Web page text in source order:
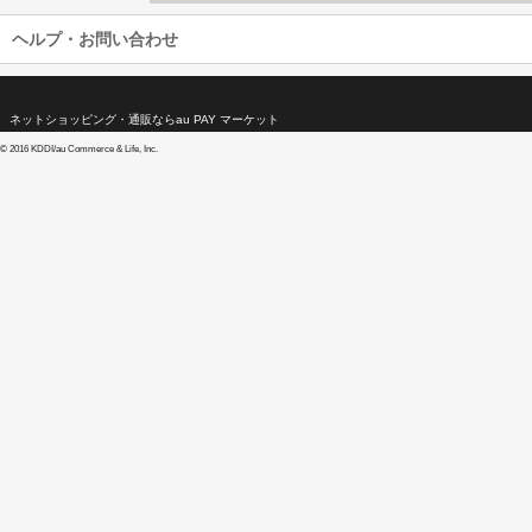
ヘルプ・お問い合わせ
ネットショッピング・通販ならau PAY マーケット
© 2016 KDDI/au Commerce & Life, Inc.